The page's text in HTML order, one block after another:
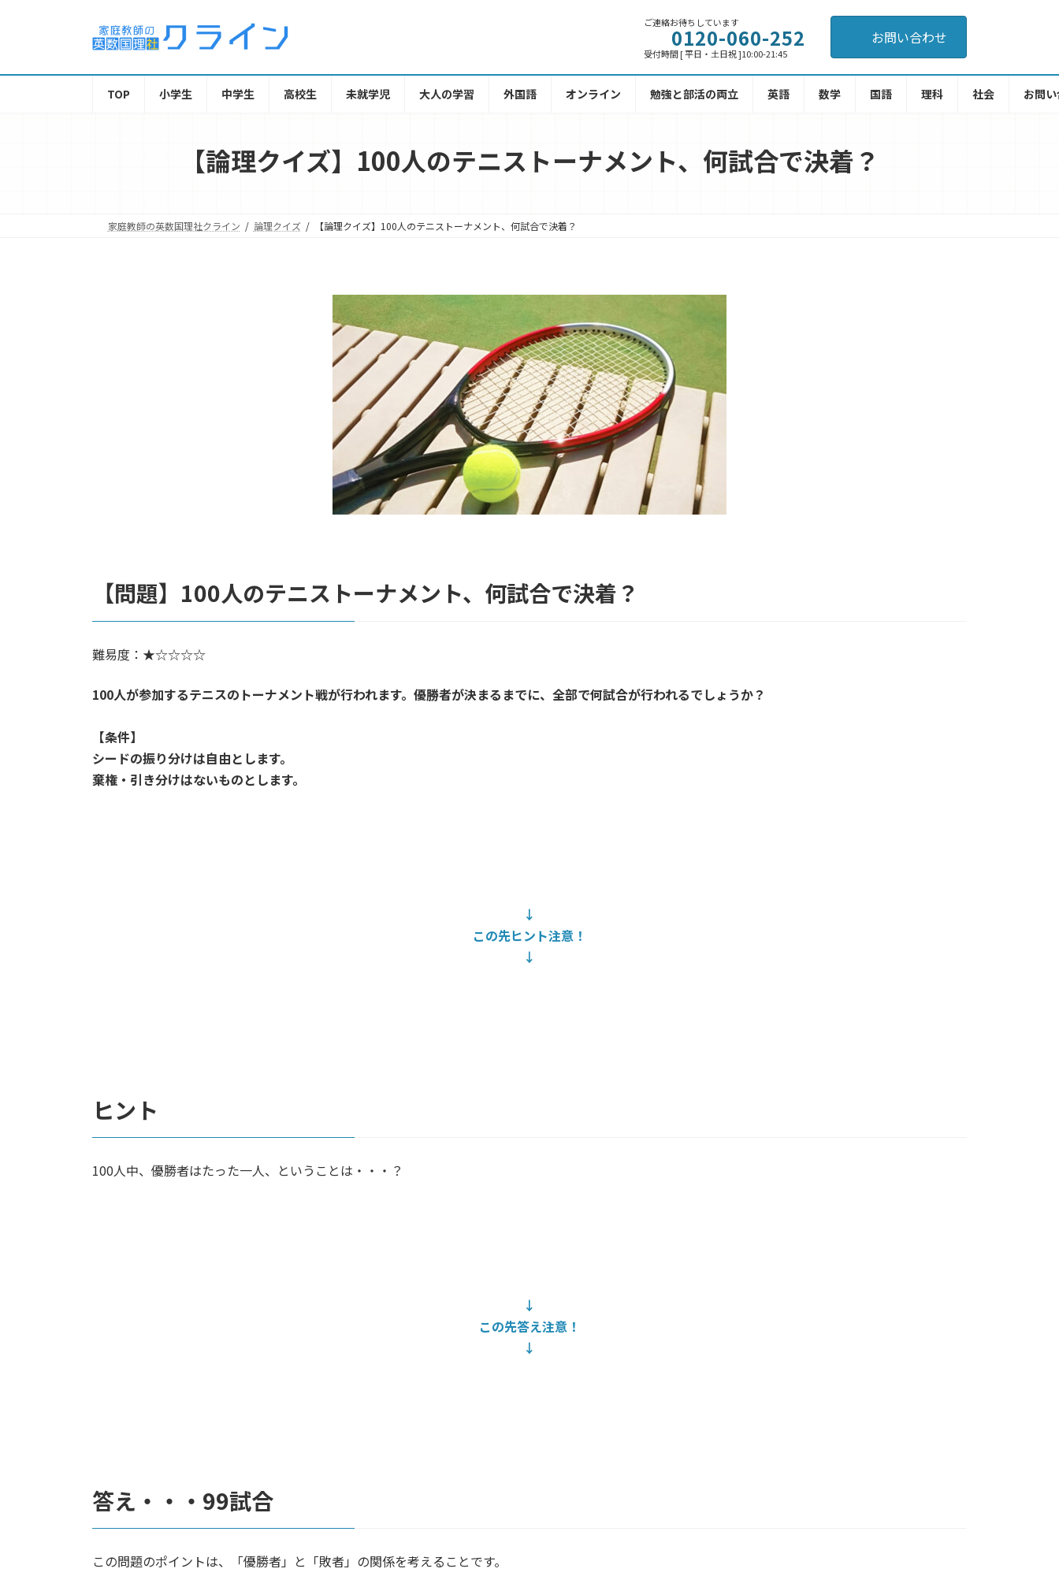
ご連絡お待ちしています
0120-060-252
受付時間 [ 平日・土日祝 ]10:00-21:45
お問い合わせ
TOP 小学生 中学生 高校生 未就学児 大人の学習 外国語 オンライン 勉強と部活の両立 英語 数学 国語 理科 社会 お問
【論理クイズ】100人のテニストーナメント、何試合で決着？
家庭教師の英数国理社クライン 論理クイズ 【論理クイズ】100人のテニストーナメント、何試合で決着？
【問題】 100人のテニストーナメント、何試合で決着？
難易度：★☆☆☆☆
100人が参加するテニスのトーナメント戦が行われます。優勝者が決まるまでに、全部で何試合が行われるでしょうか？
【条件】
シードの振り分けは自由とします。
棄権・引き分けはないものとします。
↓
この先ヒント注意！
↓
ヒント
100人中、優勝者はたった一人、ということは・・・？
↓
この先答え注意！
↓
答え・・・99試合
この問題のポイントは、「優勝者」と「敗者」の関係を考えることです。